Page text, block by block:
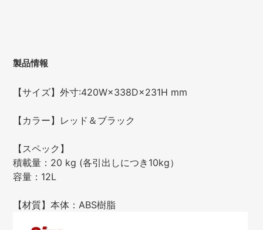
製品情報
【サイズ】外寸:420W×338D×231H mm
【カラー】レッド＆ブラック
【スペック】
積載量：20 kg (各引出しにつき10kg）
容量：12L
【材質】本体：ABS樹脂